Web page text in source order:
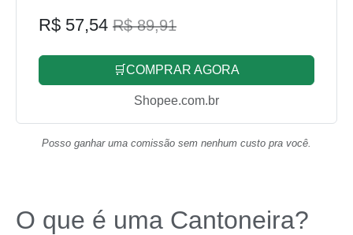
R$ 57,54 R$ 89,91
🛒COMPRAR AGORA
Shopee.com.br
Posso ganhar uma comissão sem nenhum custo pra você.
O que é uma Cantoneira?